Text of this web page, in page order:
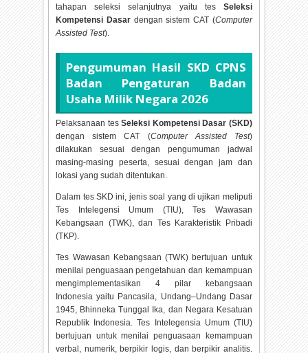
tahapan seleksi selanjutnya yaitu tes Seleksi
Kompetensi Dasar dengan sistem CAT (Computer
Assisted Test).
Pengumuman Hasil SKD CPNS
Badan Pengaturan Badan
Usaha Milik Negara 2026
Pelaksanaan tesSeleksi Kompetensi Dasar (SKD)
dengan sistem CAT (Computer Assisted Test)
dilakukan sesuai dengan pengumuman jadwal
masing-masing peserta, sesuai dengan jam dan
lokasi yang sudah ditentukan.
Dalam tes SKD ini, jenis soal yang di ujikan meliputi
Tes Intelegensi Umum (TIU), Tes Wawasan
Kebangsaan (TWK), dan Tes Karakteristik Pribadi
(TKP).
Tes Wawasan Kebangsaan (TWK) bertujuan untuk
menilai penguasaan pengetahuan dan kemampuan
mengimplementasikan 4 pilar kebangsaan
Indonesia yaitu Pancasila, Undang–Undang Dasar
1945, Bhinneka Tunggal Ika, dan Negara Kesatuan
Republik Indonesia. Tes Intelegensia Umum (TIU)
bertujuan untuk menilai penguasaan kemampuan
verbal, numerik, berpikir logis, dan berpikir analitis.